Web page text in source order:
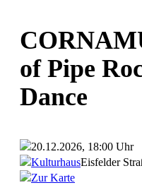
of Pipe
Dance
20.12.2026, 18:00 Uhr
KulturhausEisfelder
Zur Karte